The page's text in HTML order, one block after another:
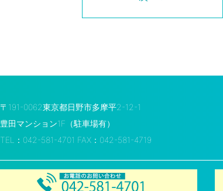
〒191-0062東京都日野市多摩平2-12-1
豊田マンション1F（駐車場有）
TEL：042-581-4701 FAX：042-581-4719